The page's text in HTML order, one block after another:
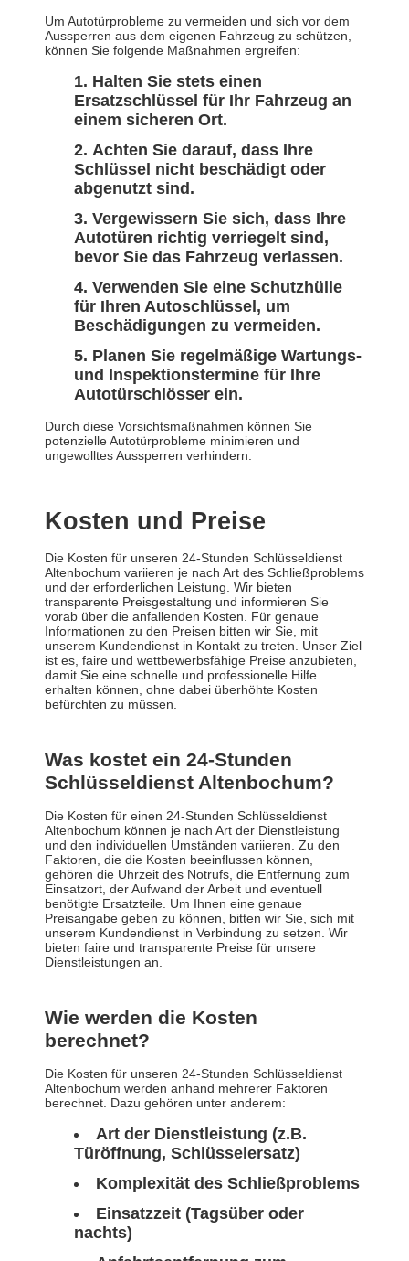
Um Autotürprobleme zu vermeiden und sich vor dem
Aussperren aus dem eigenen Fahrzeug zu schützen,
können Sie folgende Maßnahmen ergreifen:
Halten Sie stets einen
Ersatzschlüssel für Ihr Fahrzeug an
einem sicheren Ort.
Achten Sie darauf, dass Ihre
Schlüssel nicht beschädigt oder
abgenutzt sind.
Vergewissern Sie sich, dass Ihre
Autotüren richtig verriegelt sind,
bevor Sie das Fahrzeug verlassen.
Verwenden Sie eine Schutzhülle
für Ihren Autoschlüssel, um
Beschädigungen zu vermeiden.
Planen Sie regelmäßige Wartungs-
und Inspektionstermine für Ihre
Autotürschlösser ein.
Durch diese Vorsichtsmaßnahmen können Sie
potenzielle Autotürprobleme minimieren und
ungewolltes Aussperren verhindern.
Kosten und Preise
Die Kosten für unseren 24-Stunden Schlüsseldienst
Altenbochum variieren je nach Art des Schließproblems
und der erforderlichen Leistung. Wir bieten
transparente Preisgestaltung und informieren Sie
vorab über die anfallenden Kosten. Für genaue
Informationen zu den Preisen bitten wir Sie, mit
unserem Kundendienst in Kontakt zu treten. Unser Ziel
ist es, faire und wettbewerbsfähige Preise anzubieten,
damit Sie eine schnelle und professionelle Hilfe
erhalten können, ohne dabei überhöhte Kosten
befürchten zu müssen.
Was kostet ein 24-Stunden
Schlüsseldienst Altenbochum?
Die Kosten für einen 24-Stunden Schlüsseldienst
Altenbochum können je nach Art der Dienstleistung
und den individuellen Umständen variieren. Zu den
Faktoren, die die Kosten beeinflussen können,
gehören die Uhrzeit des Notrufs, die Entfernung zum
Einsatzort, der Aufwand der Arbeit und eventuell
benötigte Ersatzteile. Um Ihnen eine genaue
Preisangabe geben zu können, bitten wir Sie, sich mit
unserem Kundendienst in Verbindung zu setzen. Wir
bieten faire und transparente Preise für unsere
Dienstleistungen an.
Wie werden die Kosten
berechnet?
Die Kosten für unseren 24-Stunden Schlüsseldienst
Altenbochum werden anhand mehrerer Faktoren
berechnet. Dazu gehören unter anderem:
Art der Dienstleistung (z.B.
Türöffnung, Schlüsselersatz)
Komplexität des Schließproblems
Einsatzzeit (Tagsüber oder
nachts)